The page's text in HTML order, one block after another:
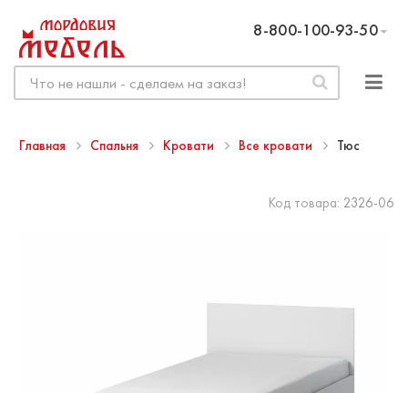
8-800-100-93-50
Главная Спальня Кровати Все кровати Тюс
Код товара: 2326-06